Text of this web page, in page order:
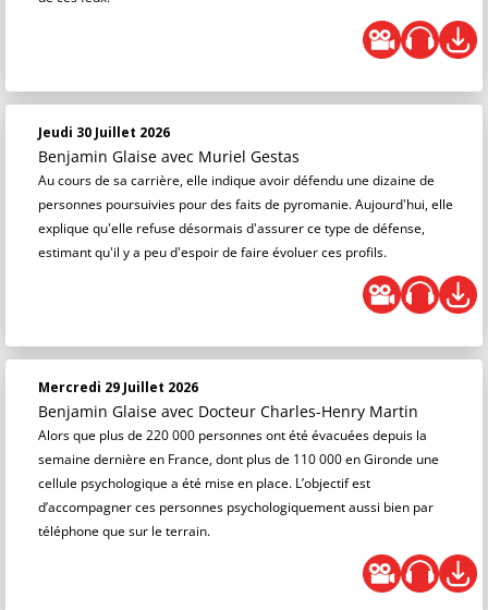
Jeudi 30 Juillet 2026
Benjamin Glaise avec Muriel Gestas
Au cours de sa carrière, elle indique avoir défendu une dizaine de
personnes poursuivies pour des faits de pyromanie. Aujourd'hui, elle
explique qu'elle refuse désormais d'assurer ce type de défense,
estimant qu'il y a peu d'espoir de faire évoluer ces profils.
Mercredi 29 Juillet 2026
Benjamin Glaise avec Docteur Charles-Henry Martin
Alors que plus de 220 000 personnes ont été évacuées depuis la
semaine dernière en France, dont plus de 110 000 en Gironde une
cellule psychologique a été mise en place. L’objectif est
d’accompagner ces personnes psychologiquement aussi bien par
téléphone que sur le terrain.